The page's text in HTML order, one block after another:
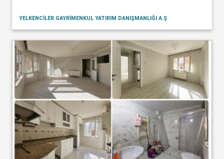
YELKENCİLER GAYRİMENKUL YATIRIM DANIŞMANLIĞI A.Ş